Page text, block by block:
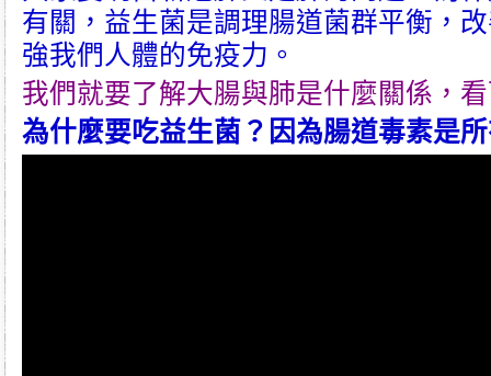
有關， 益生菌是調理腸道菌群平衡，
強我們人體的免疫力。
我們就要了解大腸與肺是什麼關係，
為什麼要吃益生菌 ？因為腸道毒素是